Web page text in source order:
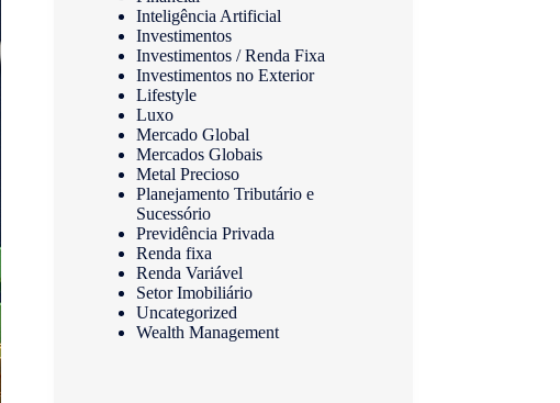
Inteligência Artificial
Investimentos
Investimentos / Renda Fixa
Investimentos no Exterior
Lifestyle
Luxo
Mercado Global
Mercados Globais
Metal Precioso
Planejamento Tributário e
Sucessório
Previdência Privada
Renda fixa
Renda Variável
Setor Imobiliário
Uncategorized
Wealth Management